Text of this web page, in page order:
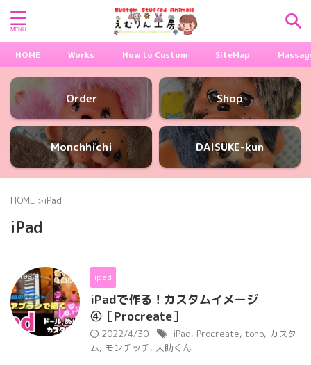
HOME Works How to Custom SiteMap
Order Shop
Monchhichi DAISUKE-kun
HOME >iPad
iPad
ipad
iPadで作る！カスタムイメージ
④［Procreate］
2022/4/30 iPad, Procreate, toho, カスタ
ム, モンチッチ, 大助くん